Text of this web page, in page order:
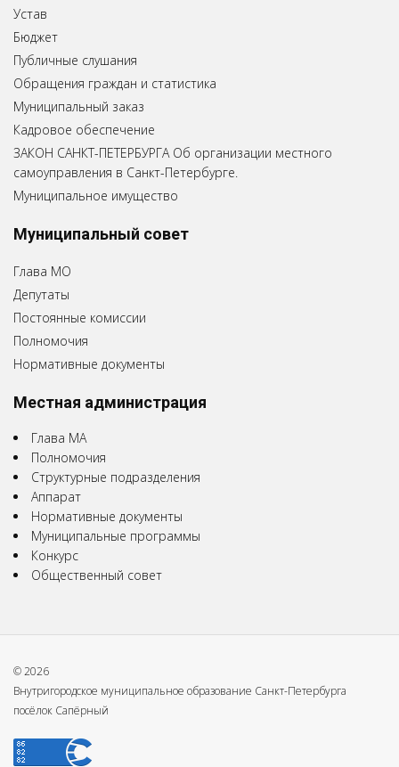
Устав
Бюджет
Публичные слушания
Обращения граждан и статистика
Муниципальный заказ
Кадровое обеспечение
ЗАКОН САНКТ-ПЕТЕРБУРГА Об организации местного
самоуправления в Санкт-Петербурге.
Муниципальное имущество
Муниципальный совет
Глава МО
Депутаты
Постоянные комиссии
Полномочия
Нормативные документы
Местная администрация
Глава МА
Полномочия
Структурные подразделения
Аппарат
Нормативные документы
Муниципальные программы
Конкурс
Общественный совет
© 2026
Внутригородское муниципальное образование Санкт-Петербурга
посёлок Сапёрный